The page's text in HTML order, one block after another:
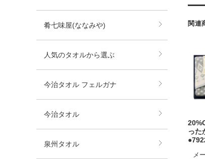
関連
った
メ
肴七味屋(ななみや)
人気のタオルから選ぶ
今治タオル フェルガナ
今治タオル
泉州タオル